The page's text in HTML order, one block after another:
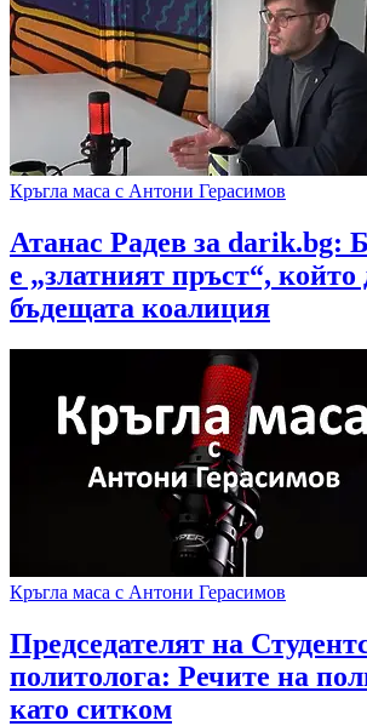
Кръгла маса с Антони Герасимов
Атанас Радев за darik.bg:
е „златният пръст“,
бъдещата коалиция
Кръгла маса с Антони Герасимов
Председателят на
политолога: Речите на
като ситком